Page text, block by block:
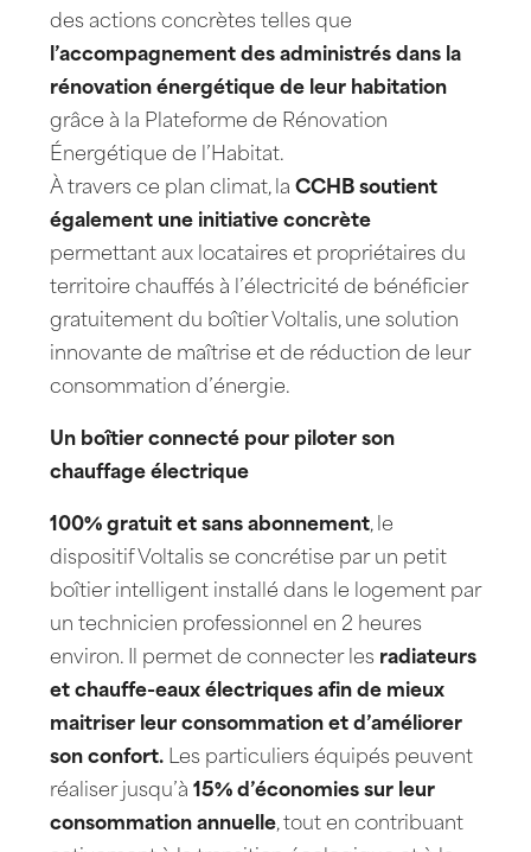
des actions concrètes telles que
l’accompagnement des administrés dans la
rénovation énergétique de leur habitation
grâce à la Plateforme de Rénovation
Énergétique de l’Habitat.
À travers ce plan climat, la CCHB soutient
également une initiative concrète
permettant aux locataires et propriétaires du
territoire chauffés à l’électricité de bénéficier
gratuitement du boîtier Voltalis, une solution
innovante de maîtrise et de réduction de leur
consommation d’énergie.
Un boîtier connecté pour piloter son
chauffage électrique
100% gratuit et sans abonnement, le
dispositif Voltalis se concrétise par un petit
boîtier intelligent installé dans le logement par
un technicien professionnel en 2 heures
environ. Il permet de connecter les radiateurs
et chauffe-eaux électriques afin de mieux
maitriser leur consommation et d’améliorer
son confort. Les particuliers équipés peuvent
réaliser jusqu’à 15% d’économies sur leur
consommation annuelle, tout en contribuant